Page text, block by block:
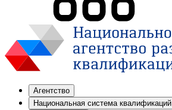
Агентство
Национальная система квалификаций